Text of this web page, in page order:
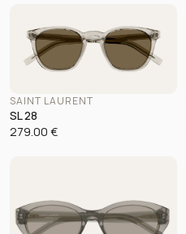
SAINT LAURENT
SL 28
279.00 €